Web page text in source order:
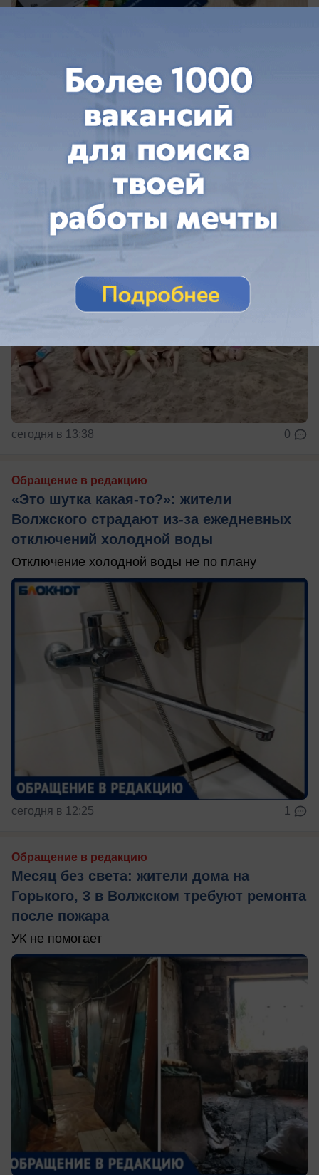
сегодня в 14:31
Чем опасен Козий пляж в Волжском?
Тихая гладь с коварным течением
Чем опасен Козий пляж
сегодня в 13:38 0
Обращение в редакцию
«Это шутка какая-то?»: жители
Волжского страдают из‑за ежедневных
отключений холодной воды
Отключение холодной воды не по плану
сегодня в 12:25 1
Обращение в редакцию
Месяц без света: жители дома на
Горького, 3 в Волжском требуют ремонта
после пожара
УК не помогает